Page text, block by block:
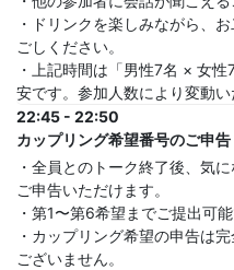
・ドリンクを楽しみながら、
ごしください。
・上記時間は「男性7名 × 女
安です。参加人数により変動い
22:45 - 22:50
カップリング希望番号のご申告
・全員とのトーク終了後、気
ご申告いただけます。
・第1〜第6希望までご提出可能
・カップリング希望の申告は
ございません。